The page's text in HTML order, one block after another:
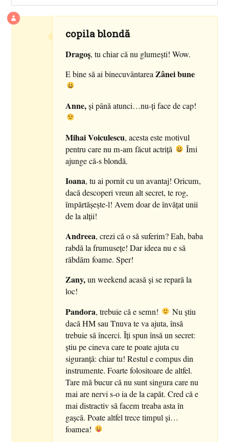
copila blondă
Dragoş, tu chiar că nu glumeşti! Wow.
E bine să ai binecuvântareaZânei bune
Anne,şi până atunci…nu-ţi face de cap!
Mihai Voiculescu, acesta este motivul
pentru care nu m-am făcut actriţă
Îmi
ajunge că-s blondă.
Ioana, tu ai pornit cu un avantaj! Oricum,
dacă descoperi vreun alt secret, te rog,
împărtăşeşte-l! Avem doar de învăţat unii
de la alţii!
Andreea, crezi că o să suferim? Eah, baba
rabdă la frumuseţe! Dar ideea nu e să
răbdăm foame. Sper!
Zany,un weekend acasă şi se repară la
loc!
Pandora, trebuie că e semn!
Nu ştiu
dacă HM sau Tnuva te va ajuta, însă
trebuie să încerci. Îţi spun însă un secret:
ştiu pe cineva care te poate ajuta cu
siguranţă: chiar tu! Restul e compus din
instrumente. Foarte folositoare de altfel.
Tare mă bucur că nu sunt singura care nu
mai are nervi s-o ia de la capăt. Cred că e
mai distractiv să facem treaba asta în
gaşcă. Poate altfel trece timpul şi…
foamea!